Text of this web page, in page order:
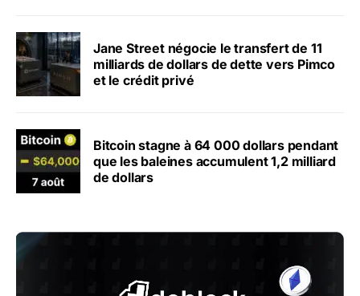
Jane Street négocie le transfert de 11
milliards de dollars de dette vers Pimco
et le crédit privé
Bitcoin stagne à 64 000 dollars pendant
que les baleines accumulent 1,2 milliard
de dollars